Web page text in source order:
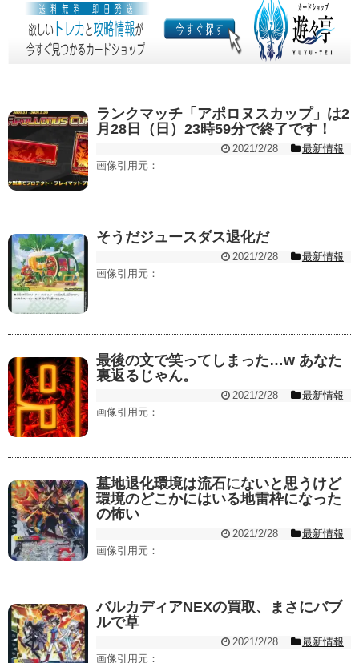
ランクマッチ「アポロヌスカップ」は2
月28日（日）23時59分で終了です！
2021/2/28
最新情報
画像引用元：
そうだジュースダス退化だ
2021/2/28
最新情報
画像引用元：
最後の文で笑ってしまった…w あなた
裏返るじゃん。
2021/2/28
最新情報
画像引用元：
墓地退化環境は流石にないと思うけど
環境のどこかにはいる地雷枠になった
の怖い
2021/2/28
最新情報
画像引用元：
バルカディアNEXの買取、まさにバブ
ルで草
2021/2/28
最新情報
画像引用元：